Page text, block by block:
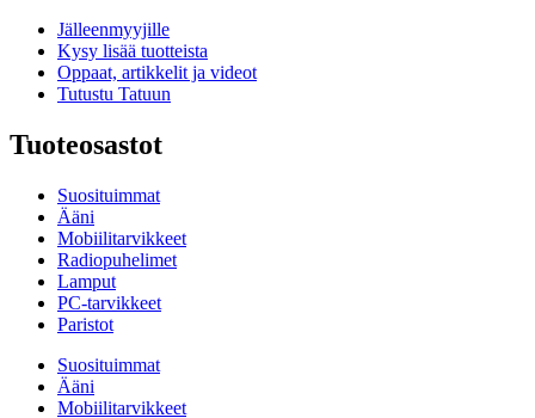
Jälleenmyyjille
Kysy lisää tuotteista
Oppaat, artikkelit ja videot
Tutustu Tatuun
Tuoteosastot
Suosituimmat
Ääni
Mobiilitarvikkeet
Radiopuhelimet
Lamput
PC-tarvikkeet
Paristot
Suosituimmat
Ääni
Mobiilitarvikkeet